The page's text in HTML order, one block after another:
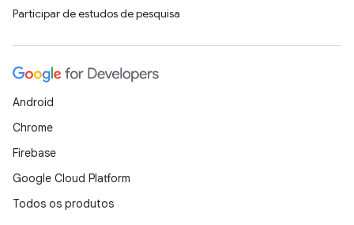
Participar de estudos de pesquisa
Android
Chrome
Firebase
Google Cloud Platform
Todos os produtos